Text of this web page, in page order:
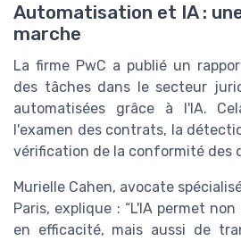
Automatisation et IA :
marche
La firme PwC a publié un
des tâches dans le secteur
automatisées grâce à l'IA.
l'examen des contrats, la
vérification de la conformité des
Murielle Cahen, avocate
Paris, explique : “L'IA permet
en efficacité, mais aussi de